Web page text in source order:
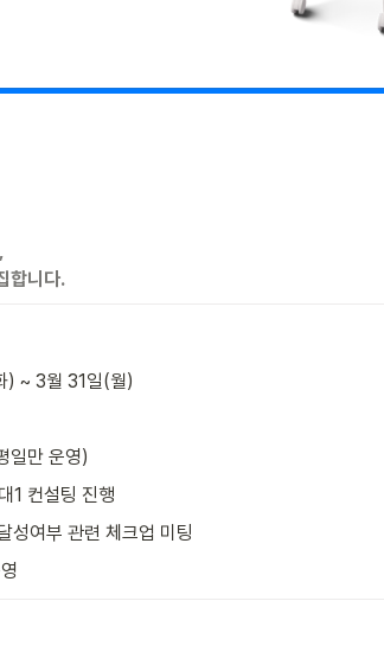
합니다.
) ~ 3월 31일(월)
일만 운영)
1 컨설팅 진행
성여부 관련 체크업 미팅